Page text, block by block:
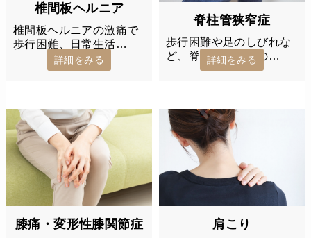
椎間板ヘルニア
椎間板ヘルニアの激痛で
歩行困難、日常生活…
詳細をみる
脊柱管狭窄症
歩行困難や足のしびれな
ど、脊柱管狭窄症の…
詳細をみる
膝痛・変形性膝関節症 肩こり